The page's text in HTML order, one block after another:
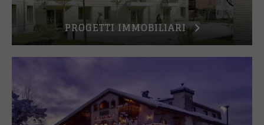
PROGETTI IMMOBILIARI